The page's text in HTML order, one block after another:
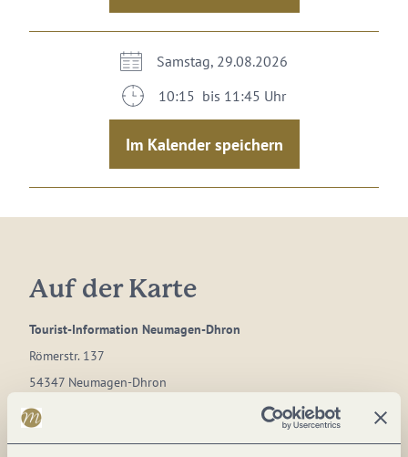
Samstag, 29.08.2026
10:15 bis 11:45 Uhr
Im Kalender speichern
Auf der Karte
Tourist-Information Neumagen-Dhron
Römerstr. 137
54347 Neumagen-Dhron
DE